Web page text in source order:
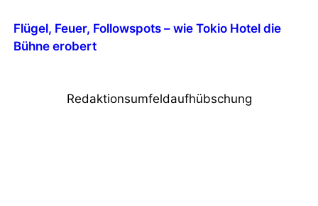
Flügel, Feuer, Followspots – wie Tokio Hotel die
Bühne erobert
Redaktionsumfeldaufhübschung